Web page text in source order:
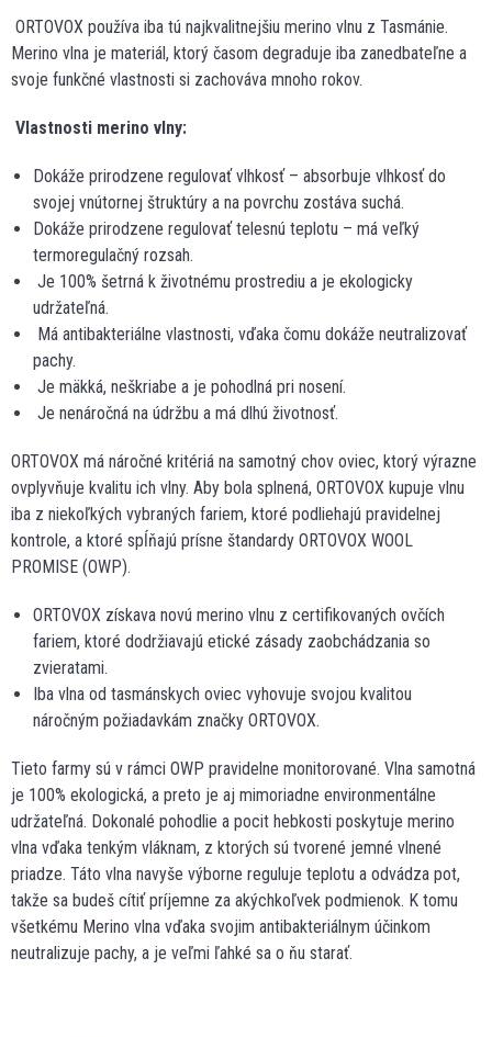
ORTOVOX používa iba tú najkvalitnejšiu merino vlnu z Tasmánie.
Merino vlna je materiál, ktorý časom degraduje iba zanedbateľne a
svoje funkčné vlastnosti si zachováva mnoho rokov.
Vlastnosti merino vlny:
Dokáže prirodzene regulovať vlhkosť – absorbuje vlhkosť do
svojej vnútornej štruktúry a na povrchu zostáva suchá.
Dokáže prirodzene regulovať telesnú teplotu – má veľký
termoregulačný rozsah.
Je 100% šetrná k životnému prostrediu a je ekologicky
udržateľná.
Má antibakteriálne vlastnosti, vďaka čomu dokáže neutralizovať
pachy.
Je mäkká, neškriabe a je pohodlná pri nosení.
Je nenáročná na údržbu a má dlhú životnosť.
ORTOVOX má náročné kritériá na samotný chov oviec, ktorý výrazne
ovplyvňuje kvalitu ich vlny. Aby bola splnená, ORTOVOX kupuje vlnu
iba z niekoľkých vybraných fariem, ktoré podliehajú pravidelnej
kontrole, a ktoré spĺňajú prísne štandardy ORTOVOX WOOL
PROMISE (OWP).
ORTOVOX získava novú merino vlnu z certifikovaných ovčích
fariem, ktoré dodržiavajú etické zásady zaobchádzania so
zvieratami.
Iba vlna od tasmánskych oviec vyhovuje svojou kvalitou
náročným požiadavkám značky ORTOVOX.
Tieto farmy sú v rámci OWP pravidelne monitorované. Vlna samotná
je 100% ekologická, a preto je aj mimoriadne environmentálne
udržateľná. Dokonalé pohodlie a pocit hebkosti poskytuje merino
vlna vďaka tenkým vláknam, z ktorých sú tvorené jemné vlnené
priadze. Táto vlna navyše výborne reguluje teplotu a odvádza pot,
takže sa budeš cítiť príjemne za akýchkoľvek podmienok. K tomu
všetkému Merino vlna vďaka svojim antibakteriálnym účinkom
neutralizuje pachy, a je veľmi ľahké sa o ňu starať.